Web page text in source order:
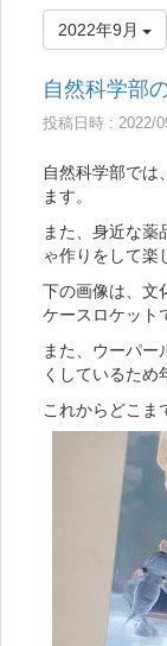
2022年9月
自然科学部
投稿日時 : 2022/
自然科学部では
ます。
また、身近な薬
ゃ作りをして楽
下の画像は、文
ケースロケット
また、ウーパー
くしているため
これからどこま